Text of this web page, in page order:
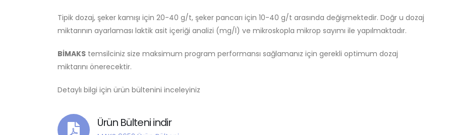
Tipik dozaj, şeker kamışı için 20-40 g/t, şeker pancarı için 10-40 g/t arasında değişmektedir. Doğr u dozaj
miktarının ayarlaması laktik asit içeriği analizi (mg/l) ve mikroskopla mikrop sayımı ile yapılmaktadır.
BİMAKS temsilciniz size maksimum program performansı sağlamanız için gerekli optimum dozaj
miktarını önerecektir.
Detaylı bilgi için ürün bültenini inceleyiniz
Ürün Bülteni indir